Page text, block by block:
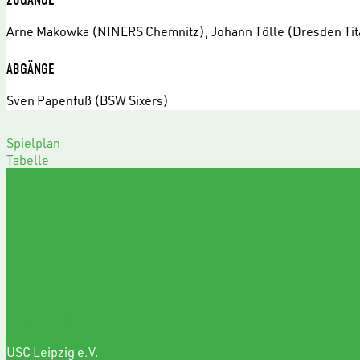
Arne Makowka (NINERS Chemnitz), Johann Tölle (Dresden
ABGÄNGE
Sven Papenfuß (BSW Sixers)
Spielplan
Tabelle
USC Leipzig e.V.